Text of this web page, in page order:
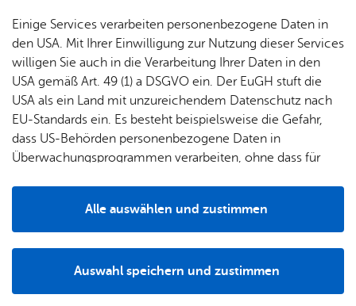
Ämter
A–Z
Diens
t­leis­
tun­gen
A–Z
For­
fent­li­
che
Be­
kannt­
ma­
chun­
& TV
Pres­se
Bil­
dung
& Be­
treu­
ung
Potz­
be­
treu­
ung
Schu­
len
Bau­
stel­len
& Um­
lei­tun­
Um­
welt &
Kli­ma­
Sa­nie­
ren &
bi­li­en
Stadt­
Fa­mi­lie
& Kin­
der
Se­nio­
ren
Woh­
nen
re­frei
Pfle­ge
& Un­
ter­stüt­
zung
„Deutsch to Go“
wurde vom Sachgebiet Integration im
Sprache zu fördern. Bei unseren wöchentlichen Treffen auf
der Uferpromenade haben Sie die Möglichkeit, in Tandems
Einige Services verarbeiten personenbezogene Daten in
den USA. Mit Ihrer Einwilligung zur Nutzung dieser Services
willigen Sie auch in die Verarbeitung Ihrer Daten in den
USA gemäß Art. 49 (1) a DSGVO ein. Der EuGH stuft die
USA als ein Land mit unzureichendem Datenschutz nach
EU-Standards ein. Es besteht beispielsweise die Gefahr,
dass US-Behörden personenbezogene Daten in
Überwachungsprogrammen verarbeiten, ohne dass für
Auswahl speichern und zustimmen
Alle auswählen und zustimmen